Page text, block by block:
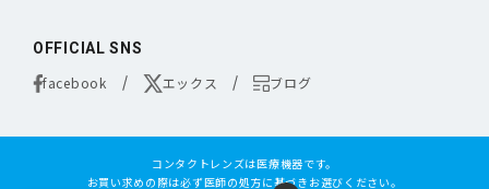
OFFICIAL SNS
facebook エックス ブログ
コンタクトレンズは医療機器です。
お買い求めの際は必ず医師の処方に基づきお選びください。